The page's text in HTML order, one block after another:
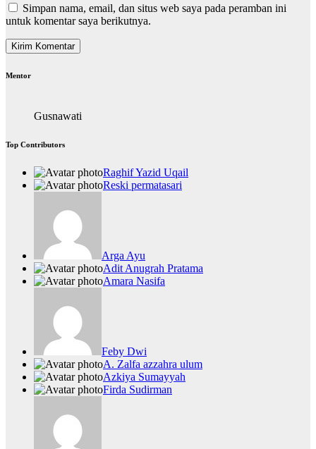
Simpan nama, email, dan situs web saya pada peramban ini
untuk komentar saya berikutnya.
Mentor
Gusnawati
Top Contributors
Raghif Yazid Uqail
Reski permatasari
Arga Ayu
Adit Anugrah Pratama
Amara Nasifa
Feby Dwi
A. Zalfa azzahra ulum
Azkiya Sumayyah
Firda Sudirman